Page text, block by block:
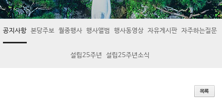
공지사항 본당주보 월중행사 행사앨범 행사동영상 자유게시판 자주하는질문
설립25주년 설립25주년소식